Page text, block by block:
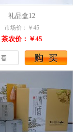
礼品盒12
市场价：￥ 45
茶农价：￥45